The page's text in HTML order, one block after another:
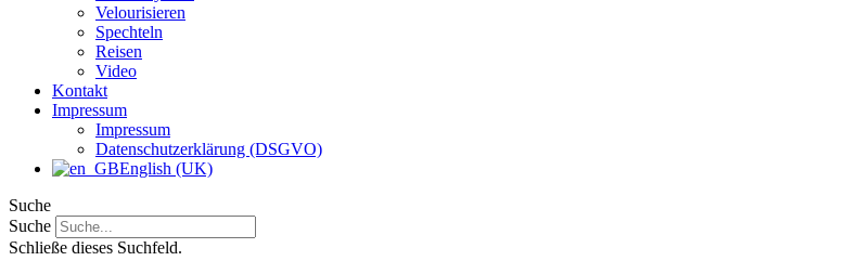
Velourisieren
Spechteln
Reisen
Video
Kontakt
Impressum
Impressum
Datenschutzerklärung (DSGVO)
English (UK)
Suche
Suche
Schließe dieses Suchfeld.